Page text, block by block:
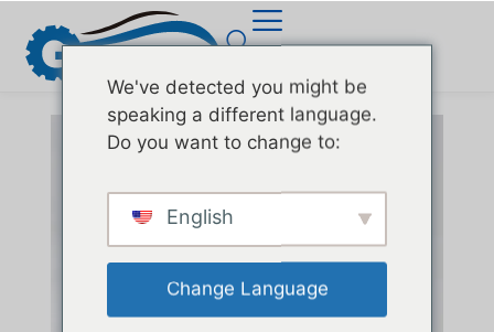
We've detected you might be
speaking a different language.
Do you want to change to:
English
Change Language